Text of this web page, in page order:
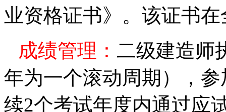
业资格证书》。该证书
成绩管理： 二级建造师
年为一个滚动周期），参
续2个考试年度内通过应